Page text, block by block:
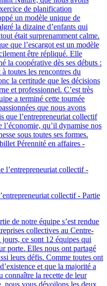
de planification
un modèle unique de
la dizaine d’enfants qui
était surprenamment calme.
que l’escargot est un modèle
être répliqué. Elle
la coopérative dès ses débuts :
toutes les rencontres du
la certitude que les décisions
et professionnel. C’est très
a terminé cette tournée
que nous avons
que l’entrepreneuriat collectif
l’économie, qu’il dynamise nos
sous toutes ses formes.
Pérennité en affaires -
collectif - Partie
de notre équipe s’est rendue
collectives au Centre-
ce sont 12 équipes qui
porte. Elles nous ont partagé
leurs défis. Comme toutes ont
et que la majorité a
connaître la recette de leur